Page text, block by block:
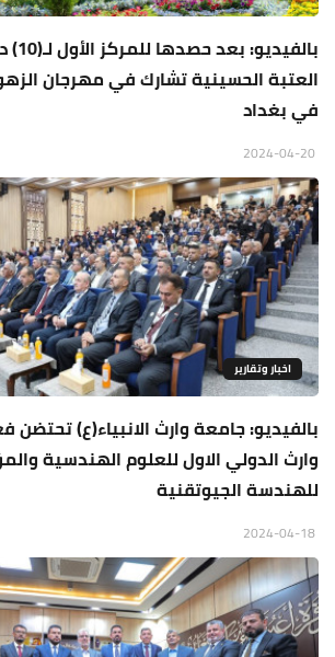
في بغداد
اخبار وتقارير
بالفيديو: جامعة وارث الانبياء(ع) تحتضن
وارث الدولي الاول للعلوم الهندسية
للهندسة الجيوتقنية